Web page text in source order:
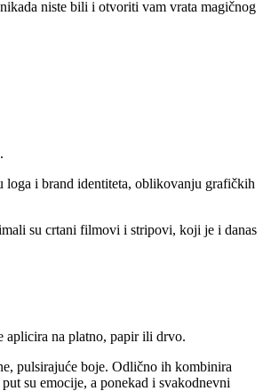
niste bili i otvoriti vam vrata magičnog
loga i brand identiteta, oblikovanju grafičkih
su crtani filmovi i stripovi, koji je i danas
aplicira na platno, papir ili drvo.
pulsirajuće boje. Odlično ih kombinira
su emocije, a ponekad i svakodnevni